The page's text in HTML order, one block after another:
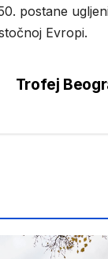
postane
Evropi.
Trofej